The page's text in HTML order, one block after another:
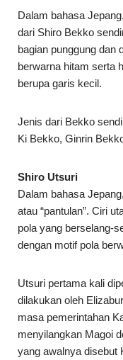
Dalam bahasa
dari Shiro Bekko
bagian punggung dan
berwarna hitam serta
berupa garis kecil.
Jenis dari Bekko
Ki Bekko, Ginrin
Shiro Utsuri
Dalam bahasa
atau “pantulan”. Ciri
pola yang berselang-
dengan motif pola
Utsuri pertama kali
dilakukan oleh
masa pemerintahan
menyilangkan Magoi
yang awalnya disebut